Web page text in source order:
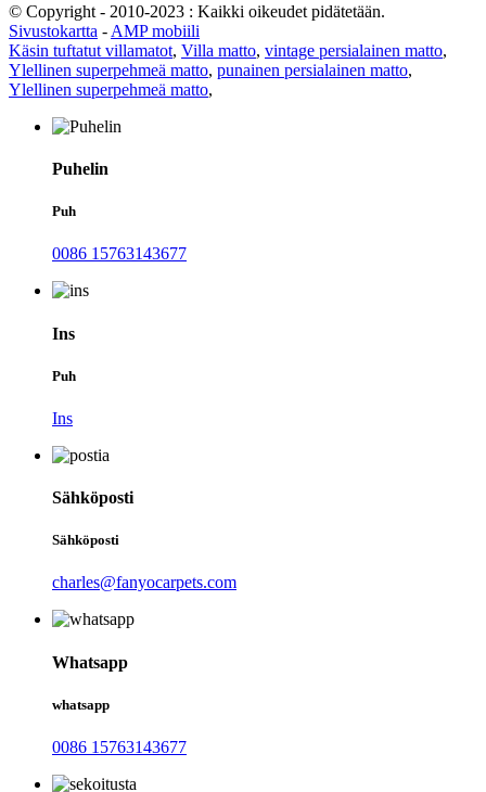
© Copyright - 2010-2023 : Kaikki oikeudet pidätetään.
Sivustokartta - AMP mobiili
Käsin tuftatut villamatot, Villa matto, vintage persialainen matto,
Ylellinen superpehmeä matto, punainen persialainen matto,
Ylellinen superpehmeä matto,
Puhelin
Puh
0086 15763143677
Ins
Puh
Ins
Sähköposti
Sähköposti
charles@fanyocarpets.com
Whatsapp
whatsapp
0086 15763143677